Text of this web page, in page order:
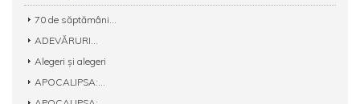
70 de săptămâni...
ADEVĂRURI...
Alegeri și alegeri
APOCALIPSA:...